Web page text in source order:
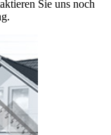
Sie uns noch